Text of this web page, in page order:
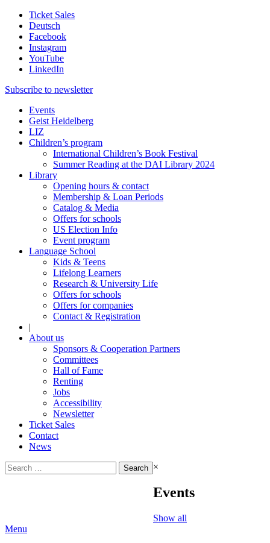
Ticket Sales
Deutsch
Facebook
Instagram
YouTube
LinkedIn
Subscribe to newsletter
Events
Geist Heidelberg
LIZ
Children’s program
International Children’s Book Festival
Summer Reading at the DAI Library 2024
Library
Opening hours & contact
Membership & Loan Periods
Catalog & Media
Offers for schools
US Election Info
Event program
Language School
Kids & Teens
Lifelong Learners
Research & University Life
Offers for schools
Offers for companies
Contact & Registration
|
About us
Sponsors & Cooperation Partners
Committees
Hall of Fame
Renting
Jobs
Accessibility
Newsletter
Ticket Sales
Contact
News
Search
for:
×
Events
Show all
Menu